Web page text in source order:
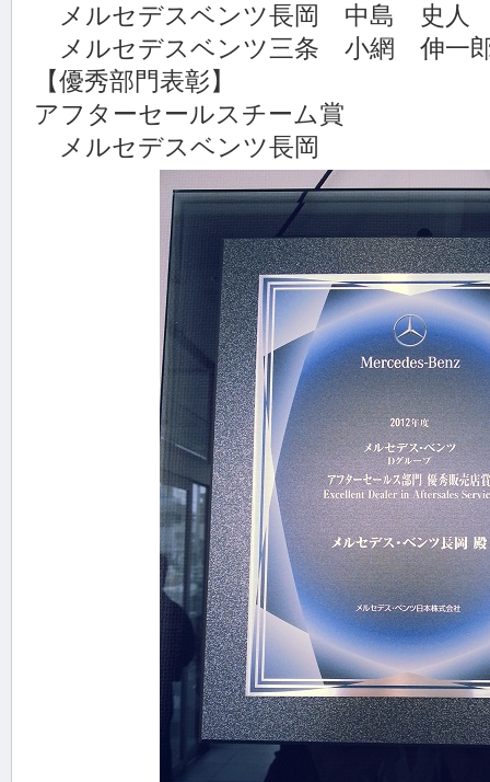
メルセデスベンツ長岡 中島 史人
メルセデスベンツ三条 小網 伸一
【優秀部門表彰】
アフターセールスチーム賞
メルセデスベンツ長岡